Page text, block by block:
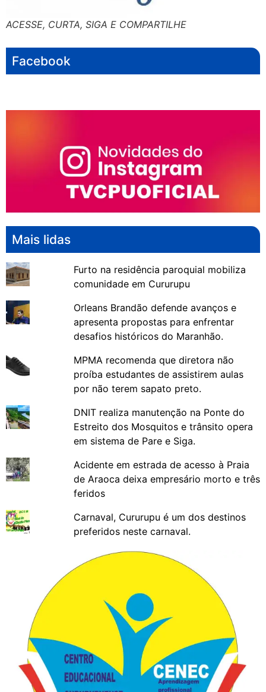
ACESSE, CURTA, SIGA E COMPARTILHE
Facebook
Mais lidas
Furto na residência paroquial mobiliza
comunidade em Cururupu
Orleans Brandão defende avanços e
apresenta propostas para enfrentar
desafios históricos do Maranhão.
MPMA recomenda que diretora não
proíba estudantes de assistirem aulas
por não terem sapato preto.
DNIT realiza manutenção na Ponte do
Estreito dos Mosquitos e trânsito opera
em sistema de Pare e Siga.
Acidente em estrada de acesso à Praia
de Araoca deixa empresário morto e três
feridos
Carnaval, Cururupu é um dos destinos
preferidos neste carnaval.